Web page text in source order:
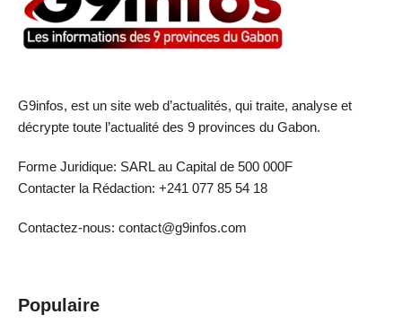
G9infos, est un site web d’actualités, qui traite, analyse et
décrypte toute l’actualité des 9 provinces du Gabon.
Forme Juridique: SARL au Capital de 500 000F
Contacter la Rédaction: +241 077 85 54 18
Contactez-nous: contact@g9infos.com
Populaire